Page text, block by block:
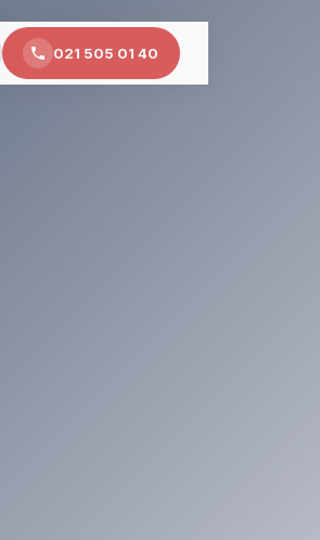
021 505 01 40